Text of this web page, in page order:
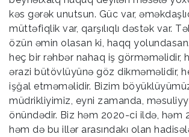
kəs gərək unutsun. Güc var,
müttəfiqlik var, qarşılıqlı dəstək var.
özün əmin olasan ki, haqq
heç bir rəhbər nahaq iş görməməlidir,
ərazi bütövlüyünə göz dikməməlidir,
işğal etməməlidir. Bizim
müdrikliyimiz, eyni zamanda,
önündədir. Biz həm 2020-ci ildə, həm
həm də bu illər arasındakı olan